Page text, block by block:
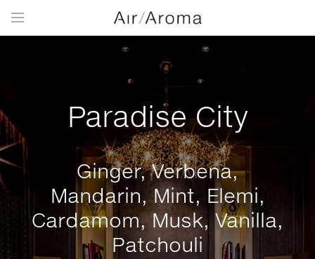
Paradise City
Ginger, Verbena,
Mandarin, Mint, Elemi,
Cardamom, Musk, Vanilla,
Patchouli